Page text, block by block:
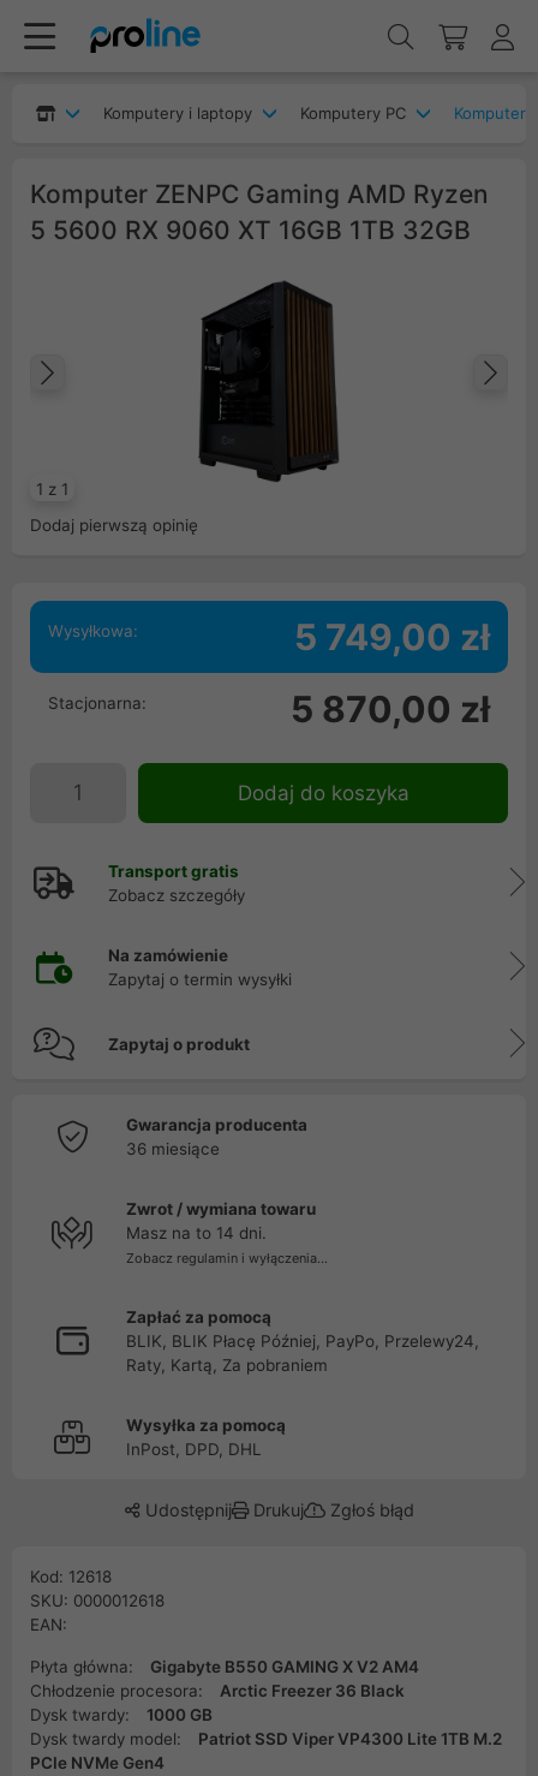
Komputery i laptopy Komputery PC
Komputer ZENPC Gaming AMD Ryzen
5 5600 RX 9060 XT 16GB 1TB 32GB
1 z 1
Poprzedni
Dodaj pierwszą opinię
Wysyłkowa: 5 749,00 zł
Stacjonarna: 5 870,00 zł
Dodaj do koszyka
Transport gratis
Zobacz szczegóły
Na zamówienie
Zapytaj o termin wysyłki
Zapytaj o produkt
Gwarancja producenta
36 miesiące
Zwrot / wymiana towaru
Masz na to 14 dni.
Zobacz regulamin i wyłączenia...
Zapłać za pomocą
BLIK, BLIK Płacę Później, PayPo, Przelewy24,
Raty, Kartą, Za pobraniem
Wysyłka za pomocą
InPost, DPD, DHL
Udostępnij Drukuj Zgłoś błąd
Kod: 12618
SKU: 0000012618
EAN:
Płyta główna:
Gigabyte B550 GAMING X V2 AM4
Chłodzenie procesora:
Arctic Freezer 36 Black
Dysk twardy:
1000 GB
Dysk twardy model:
Patriot SSD Viper VP4300 Lite 1TB M.2
PCIe NVMe Gen4